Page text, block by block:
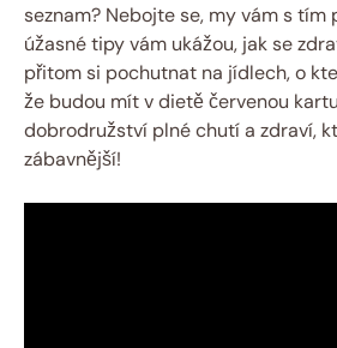
seznam? Nebojte se, my vám s tím
úžasné tipy vám ukážou, jak se
přitom si pochutnat na jídlech, o
že budou mít v dietě červenou
dobrodružství plné chutí a zdraví,
zábavnější!